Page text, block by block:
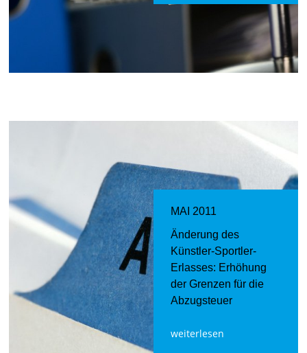
MAI 2011
Änderung des
Künstler-Sportler-
Erlasses: Erhöhung
der Grenzen für die
Abzugsteuer
weiterlesen